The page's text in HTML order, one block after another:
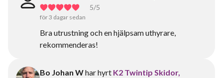
5/5
för 3 dagar sedan
Bra utrustning och en hjälpsam uthyrare,
rekommenderas!
Bo Johan Whar hyrt K2 Twintip Skidor,